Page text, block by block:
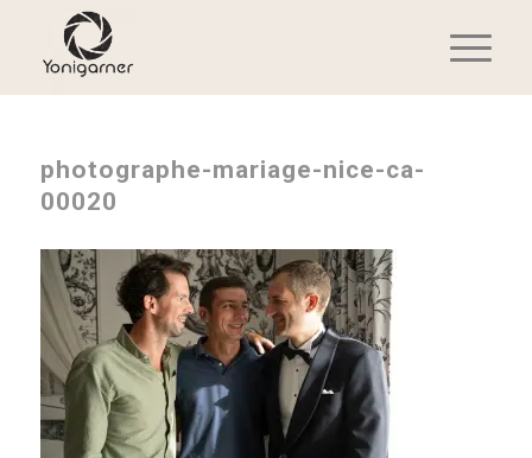
photographe-mariage-nice-ca-
00020